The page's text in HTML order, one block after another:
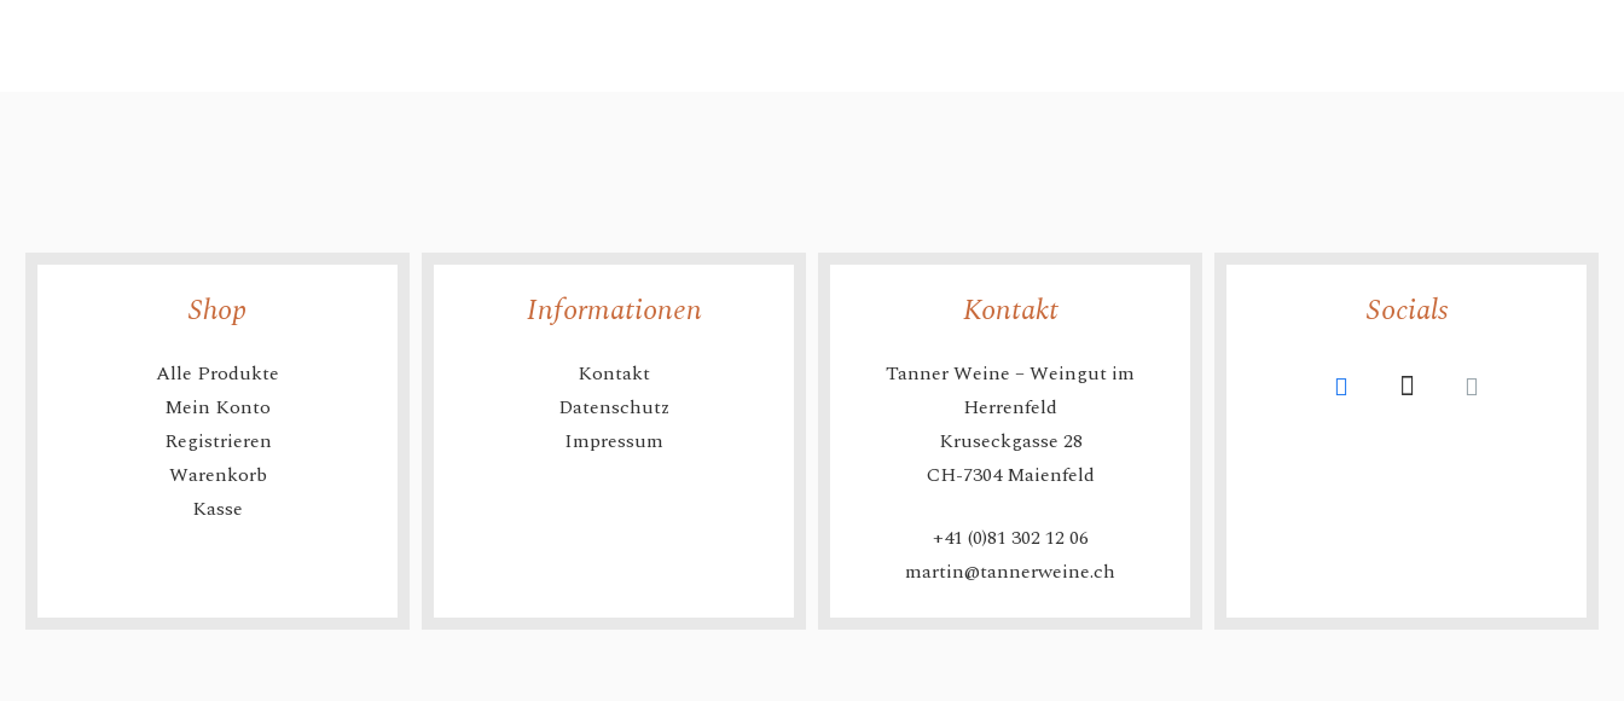
Shop
Alle Produkte
Mein Konto
Registrieren
Warenkorb
Kasse
Informationen
Kontakt
Datenschutz
Impressum
Kontakt
Tanner Weine – Weingut im
Herrenfeld
Kruseckgasse 28
CH-7304 Maienfeld
+41 (0)81 302 12 06
martin@tannerweine.ch
Socials